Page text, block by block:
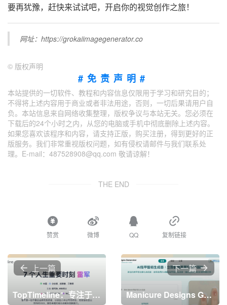
要再犹豫，赶快来试试吧，开启你的视觉创作之旅！
网址：https://grokaiimagegenerator.co
© 版权声明
#免责声明#
本站提供的一切软件、教程和内容信息仅限用于学习和研究目的；
不得将上述内容用于商业或者非法用途，否则，一切后果请用户自
负。本站信息来自网络收集整理，版权争议与本站无关。您必须在
下载后的24个小时之内，从您的电脑或手机中彻底删除上述内容。
如果您喜欢该程序和内容，请支持正版，购买注册，得到更好的正
版服务。我们非常重视版权问题，如有侵权请邮件与我们联系处
理。E-mail：487528908@qq.com 敬请谅解！
THE END
赞赏 微博 QQ 复制链接
上一篇
TopTimeline：专注于历史名人及重大事件时间线的平台，轻松探索名人历史，发现他们的辉煌时刻！
下一篇
Manicure Designs Generator：AI美甲设计生成器，轻松生成个性化的美甲设计，支持多种形状和主题选择